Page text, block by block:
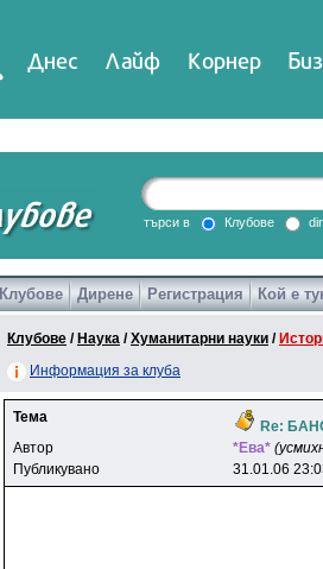
Днес Лайф Корнер
DirTV Impressio
Games
търси в Клубове
Клубове Дирене Регистрация Кой е
Клубове / Наука /Хуманитарни науки /
Информация за клуба
Тема
Re:
Автор
*Eвa*
Публикувано
31.01.06